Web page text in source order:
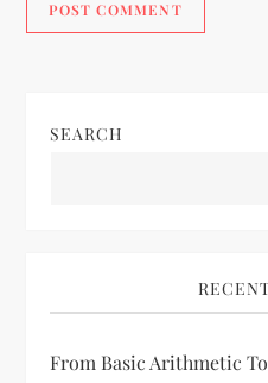
SEARCH
From Basic Arithmetic